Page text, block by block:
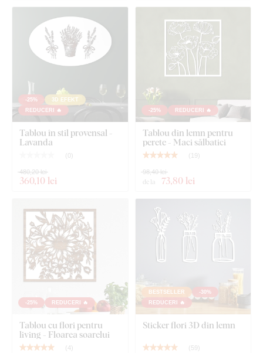
Ce este inclus în pachet?
Tablou din lemn pentru bucătărie - Flori
1-2 cârlige pe partea opusă a tabloului
-25%
3D EFEKT
REDUCERI 🔥
Tablou în stil provensal -
Lavanda
( 0)
360,10 lei
480,20 lei
-25% REDUCERI 🔥
Tablou din lemn pentru
perete - Maci sălbatici
( 19)
de la 73,80 lei
98,40 lei
-25% REDUCERI 🔥
Tablou cu flori pentru
living - Floarea soarelui
( 4)
BESTSELLER
-30%
REDUCERI 🔥
Sticker flori 3D din lemn
( 59)